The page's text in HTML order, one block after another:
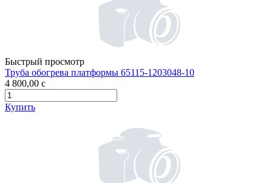
Быстрый просмотр
Труба обогрева платформы 65115-1203048-10
4 800,00 c
Купить